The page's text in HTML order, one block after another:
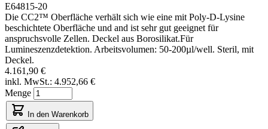
E64815-20
Die CC2™ Oberfläche verhält sich wie eine mit Poly-D-Lysine
beschichtete Oberfläche und and ist sehr gut geeignet für
anspruchsvolle Zellen. Deckel aus Borosilikat.Für
Lumineszenzdetektion. Arbeitsvolumen: 50-200µl/well. Steril, mit
Deckel.
4.161,90 €
inkl. MwSt.: 4.952,66 €
Menge
In den Warenkorb